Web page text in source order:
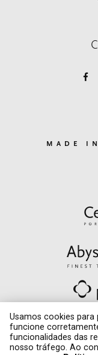
MADE
© Quinta de
Usamos cookies
funcione
funcionalidades das
nosso tráfego. Ao